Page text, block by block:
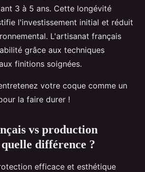
3 à 5 ans. Cette longévité
l'investissement initial et réduit
L'artisanat français
grâce aux techniques
finitions soignées.
votre coque comme un
la faire durer !
vs production
différence ?
efficace et esthétique